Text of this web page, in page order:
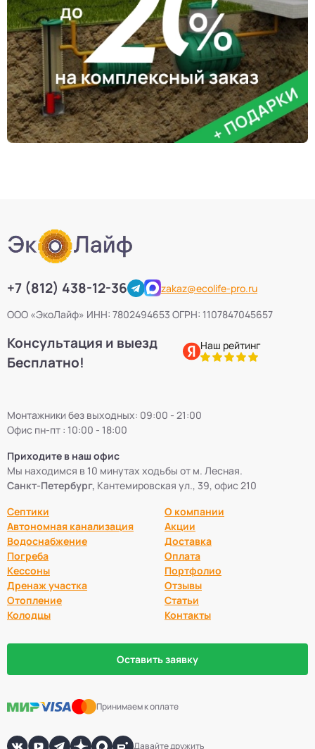
+7 (812) 438-12-36
zakaz@ecolife-pro.ru
ООО «ЭкоЛайф» ИНН: 7802494653 ОГРН: 1107847045657
Консультация и выезд
Бесплатно!
Наш рейтинг
Монтажники без выходных: 09:00 - 21:00
Офис пн-пт : 10:00 - 18:00
Приходите в наш офис
Мы находимся в 10 минутах ходьбы от м. Лесная.
Санкт-Петербург, Кантемировская ул., 39, офис 210
Септики
Автономная канализация
Водоснабжение
Погреба
Кессоны
Дренаж участка
Отопление
Колодцы
О компании
Акции
Доставка
Оплата
Портфолио
Отзывы
Статьи
Контакты
Оставить заявку
Принимаем к оплате
Давайте дружить